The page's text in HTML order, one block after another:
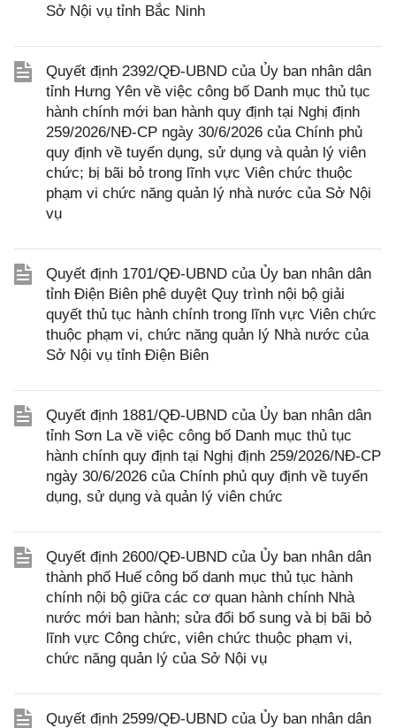
Sở Nội vụ tỉnh Bắc Ninh
Quyết định 2392/QĐ-UBND của Ủy ban nhân dân
tỉnh Hưng Yên về việc công bố Danh mục thủ tục
hành chính mới ban hành quy định tại Nghị định
259/2026/NĐ-CP ngày 30/6/2026 của Chính phủ
quy định về tuyển dụng, sử dụng và quản lý viên
chức; bị bãi bỏ trong lĩnh vực Viên chức thuộc
phạm vi chức năng quản lý nhà nước của Sở Nội
vụ
Quyết định 1701/QĐ-UBND của Ủy ban nhân dân
tỉnh Điện Biên phê duyệt Quy trình nội bộ giải
quyết thủ tục hành chính trong lĩnh vực Viên chức
thuộc phạm vi, chức năng quản lý Nhà nước của
Sở Nội vụ tỉnh Điện Biên
Quyết định 1881/QĐ-UBND của Ủy ban nhân dân
tỉnh Sơn La về việc công bố Danh mục thủ tục
hành chính quy định tại Nghị định 259/2026/NĐ-CP
ngày 30/6/2026 của Chính phủ quy định về tuyển
dụng, sử dụng và quản lý viên chức
Quyết định 2600/QĐ-UBND của Ủy ban nhân dân
thành phố Huế công bố danh mục thủ tục hành
chính nội bộ giữa các cơ quan hành chính Nhà
nước mới ban hành; sửa đổi bổ sung và bị bãi bỏ
lĩnh vực Công chức, viên chức thuộc phạm vi,
chức năng quản lý của Sở Nội vụ
Quyết định 2599/QĐ-UBND của Ủy ban nhân dân